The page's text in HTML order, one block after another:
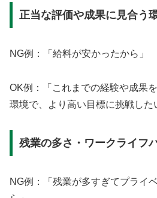
正当な評価や成果に見合う
NG例：「給料が安かったから」
OK例：「これまでの経験や成果
環境で、より高い目標に挑戦した
残業の多さ・ワークライフ
NG例：「残業が多すぎてプライ